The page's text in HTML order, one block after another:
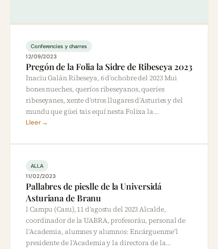
Conferencies y charres
12/09/2023
Pregón de la Folia la Sidre de Ribeseya 2023
Inaciu Galán Ribeseya, 6 d’ochobre del 2023 Mui
bones nueches, queríos ribeseyanos, queríes
ribeseyanes, xente d’otros llugares d’Asturies y del
mundu que güei tais equí nesta Folixa la…
Lleer →
ALLA
11/02/2023
Pallabres de pieslle de la Universidá
Asturiana de Branu
l Campu (Casu), 11 d’agostu del 2023 Alcalde,
coordinador de la UABRA, profesoráu, personal de
l’Academia, alumnes y alumnos: Encárguenme’l
presidente de l’Academia y la directora de la…